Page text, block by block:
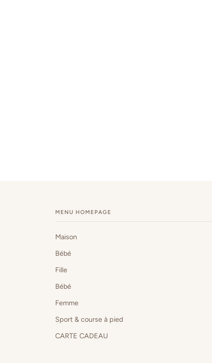
MENU HOMEPAGE
Maison
Bébé
Fille
Bébé
Femme
Sport & course à pied
CARTE CADEAU